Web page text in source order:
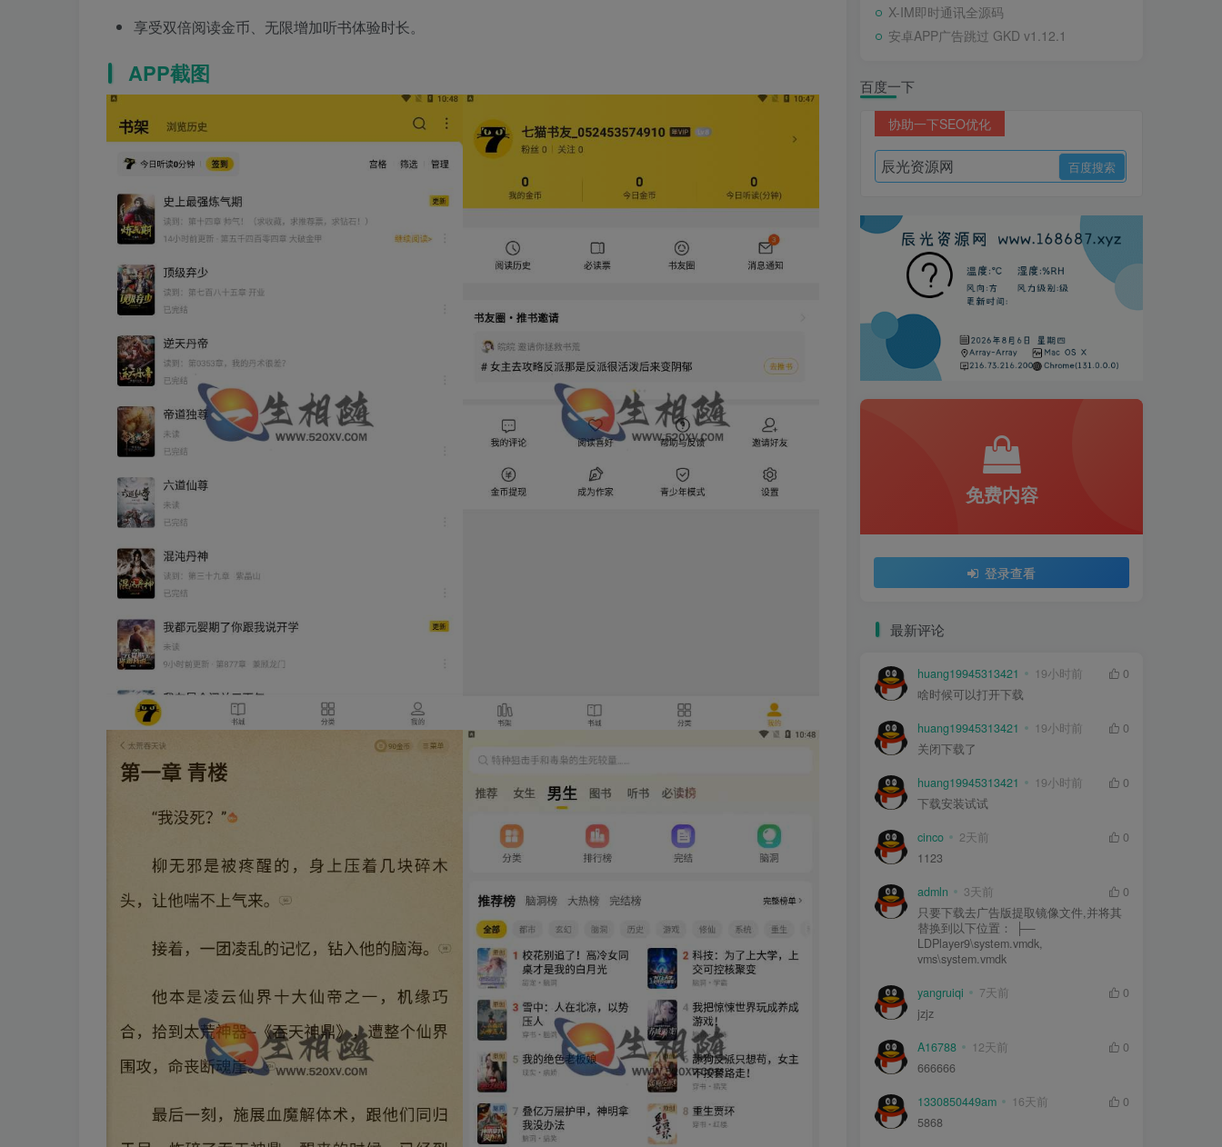
享受双倍阅读金币、无限增加听书体验时长。
APP截图
X-IM即时通讯全源码
安卓APP广告跳过 GKD v1.12.1
百度一下
协助一下SEO优化
免费内容
登录查看
最新评论
huang19945313421 19小时前
0
啥时候可以打开下载
huang19945313421 19小时前
0
关闭下载了
huang19945313421 19小时前
0
下载安装试试
cinco 2天前
0
1123
admln 3天前
0
只要下载去广告版提取镜像文件,并将其
替换到以下位置： ├—
LDPlayer9\system.vmdk,
vms\system.vmdk
yangruiqi 7天前
0
jzjz
A16788 12天前
0
666666
1330850449am 16天前
0
5868